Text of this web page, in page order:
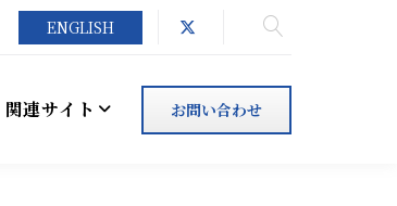
ENGLISH
お問い合わせ
関連サイト